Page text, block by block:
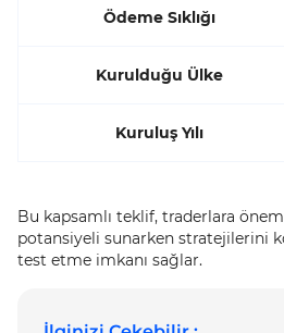
Ödeme Sıklığı
Kurulduğu Ülke
Kuruluş Yılı
Bu kapsamlı teklif, traderlara
potansiyeli sunarken stratejilerini
test etme imkanı sağlar.